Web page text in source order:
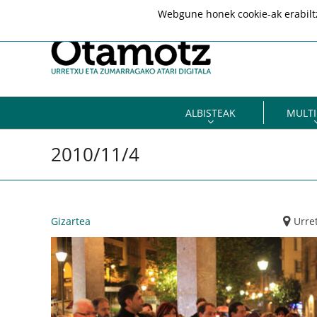
ALBISTEAK
2010/11/4
Gizartea
Webgune honek cookie-ak